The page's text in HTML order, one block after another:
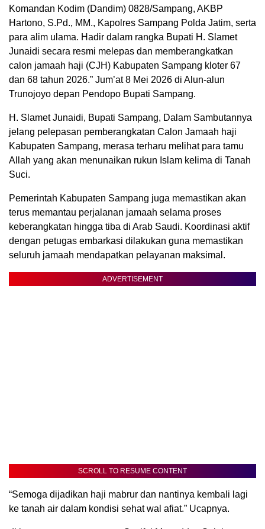
Komandan Kodim (Dandim) 0828/Sampang, AKBP
Hartono, S.Pd., MM., Kapolres Sampang Polda Jatim, serta
para alim ulama. Hadir dalam rangka Bupati H. Slamet
Junaidi secara resmi melepas dan memberangkatkan
calon jamaah haji (CJH) Kabupaten Sampang kloter 67
dan 68 tahun 2026.” Jum’at 8 Mei 2026 di Alun-alun
Trunojoyo depan Pendopo Bupati Sampang.
H. Slamet Junaidi, Bupati Sampang, Dalam Sambutannya
jelang pelepasan pemberangkatan Calon Jamaah haji
Kabupaten Sampang, merasa terharu melihat para tamu
Allah yang akan menunaikan rukun Islam kelima di Tanah
Suci.
Pemerintah Kabupaten Sampang juga memastikan akan
terus memantau perjalanan jamaah selama proses
keberangkatan hingga tiba di Arab Saudi. Koordinasi aktif
dengan petugas embarkasi dilakukan guna memastikan
seluruh jamaah mendapatkan pelayanan maksimal.
ADVERTISEMENT
SCROLL TO RESUME CONTENT
“Semoga dijadikan haji mabrur dan nantinya kembali lagi
ke tanah air dalam kondisi sehat wal afiat.” Ucapnya.